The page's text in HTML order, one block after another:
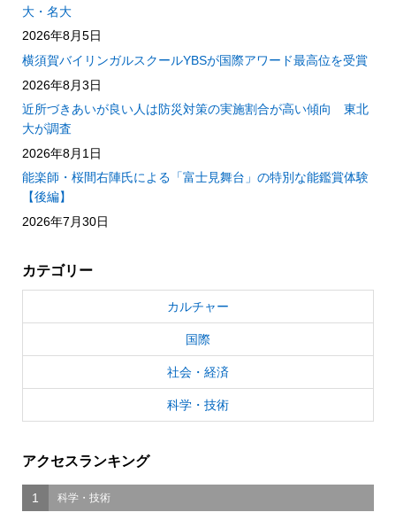
大・名大
2026年8月5日
横須賀バイリンガルスクールYBSが国際アワード最高位を受賞
2026年8月3日
近所づきあいが良い人は防災対策の実施割合が高い傾向 東北
大が調査
2026年8月1日
能楽師・桜間右陣氏による「富士見舞台」の特別な能鑑賞体験
【後編】
2026年7月30日
カテゴリー
カルチャー
国際
社会・経済
科学・技術
アクセスランキング
1 科学・技術